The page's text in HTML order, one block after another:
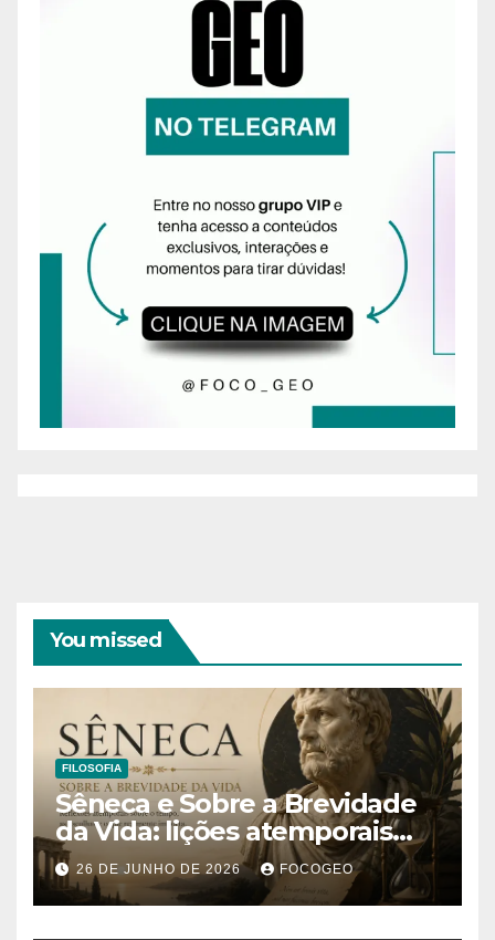
You missed
FILOSOFIA
Sêneca e Sobre a Brevidade
da Vida: lições atemporais
sobre o tempo, a felicidade e
o verdadeiro sentido da
existência
26 DE JUNHO DE 2026 FOCOGEO